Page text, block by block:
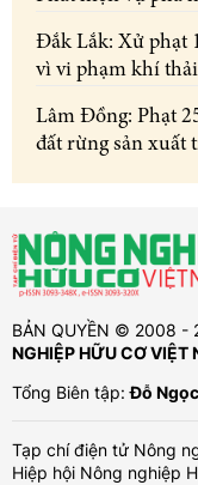
Đắk Lắk: Xử phạt
vì vi phạm khí
Lâm Đồng: Phạt
đất rừng sản xuất
BẢN QUYỀN © 2008 -
NGHIỆP HỮU CƠ VIỆT
Tổng Biên tập:Đỗ
Tạp chí điện tử Nông
Hiệp hội Nông nghiệp